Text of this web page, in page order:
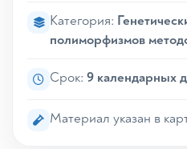
Категория:
полиморфизмов
Срок: 9 календарных
Материал указан в